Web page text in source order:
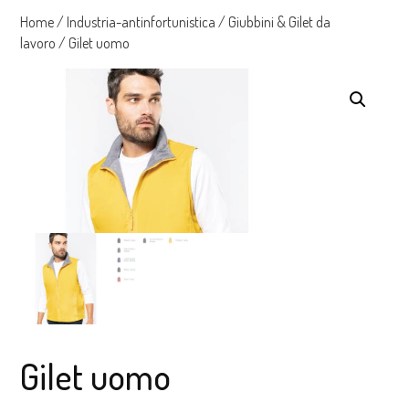
Home/ Industria-antinfortunistica / Giubbini & Gilet da
lavoro / Gilet uomo
Gilet uomo